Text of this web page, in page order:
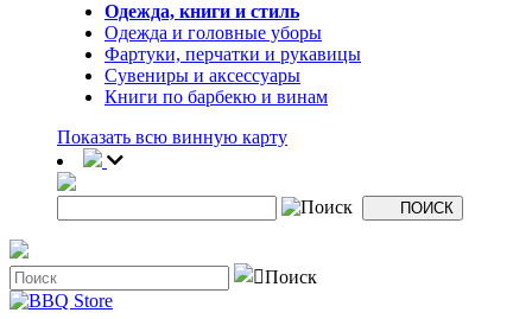
Одежда, книги и стиль
Одежда и головные уборы
Фартуки, перчатки и рукавицы
Сувениры и аксессуары
Книги по барбекю и винам
Показать всю винную карту